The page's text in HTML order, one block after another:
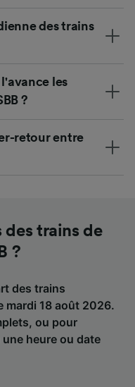
des trains
l'avance les
?
retour entre
des trains de
?
des trains
mardi 18 août 2026.
ou pour
heure ou date